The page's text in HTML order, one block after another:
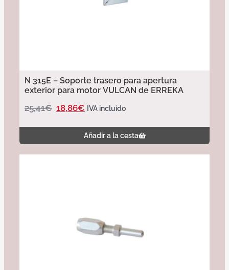
N 315E – Soporte trasero para apertura
exterior para motor VULCAN de ERREKA
25,41€ 18,86€ IVA incluido
Añadir a la cesta